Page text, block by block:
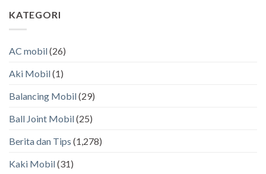
KATEGORI
AC mobil(26)
Aki Mobil(1)
Balancing Mobil(29)
Ball Joint Mobil(25)
Berita dan Tips (1,278)
Kaki Mobil(31)